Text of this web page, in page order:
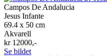
Campos De Andalucia
Jesus Infante
69.4 x 50 cm
Akvarell
kr 12000,-
Se bildet